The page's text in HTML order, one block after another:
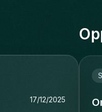
17/12/2025